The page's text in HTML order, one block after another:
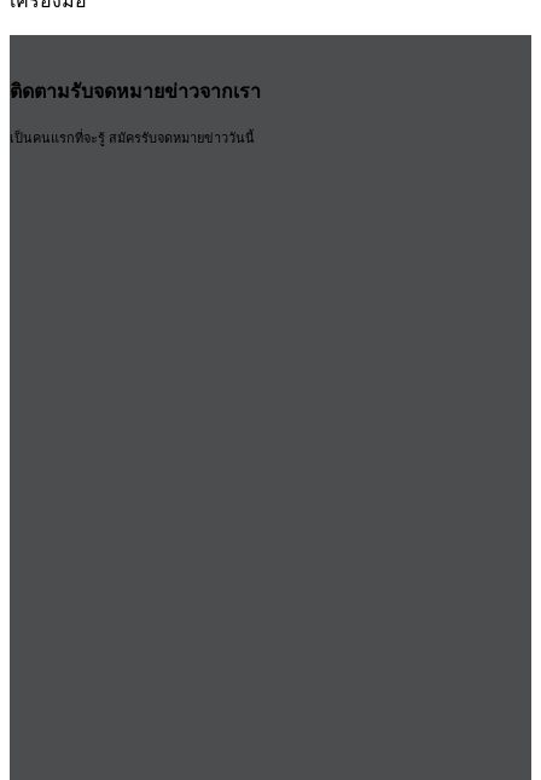
ติดตามรับจดหมายข่าวจากเรา
เป็นคนแรกที่จะรู้ สมัครรับจดหมายข่าววันนี้